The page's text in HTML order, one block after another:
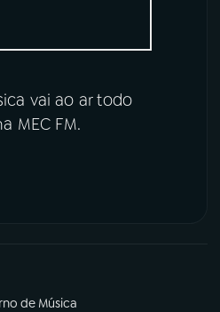
vai ao ar todo
MEC FM.
de Música